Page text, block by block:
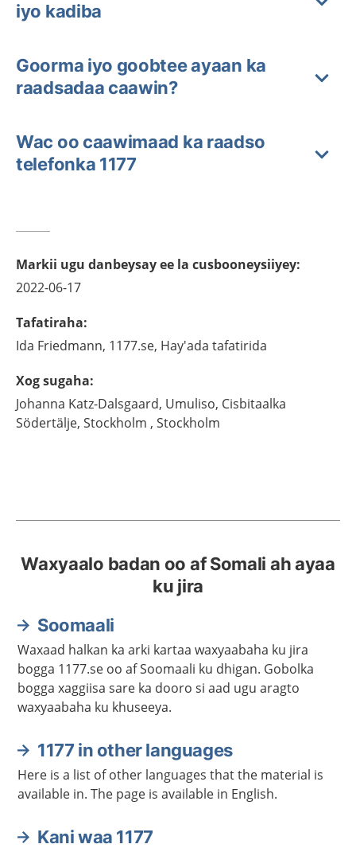
iyo kadiba
Goorma iyo goobtee ayaan ka
raadsadaa caawin?
Wac oo caawimaad ka raadso
telefonka 1177
Markii ugu danbeysay ee la cusbooneysiiyey:
2022-06-17
Tafatiraha:
Ida Friedmann, 1177.se, Hay'ada tafatirida
Xog sugaha:
Johanna Katz-Dalsgaard, Umuliso, Cisbitaalka
Södertälje, Stockholm , Stockholm
Waxyaalo badan oo af Somali ah ayaa
ku jira
Soomaali
Waxaad halkan ka arki kartaa waxyaabaha ku jira
bogga 1177.se oo af Soomaali ku dhigan. Gobolka
bogga xaggiisa sare ka dooro si aad ugu aragto
waxyaabaha ku khuseeya.
1177 in other languages
Here is a list of other languages that the material is
available in. The page is available in English.
Kani waa 1177